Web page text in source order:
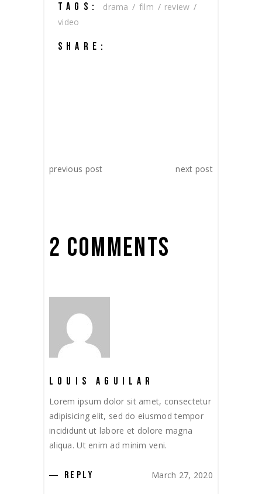
TAGS: drama film
review
video
SHARE:
previous post next post
2 COMMENTS
LOUIS AGUILAR
Lorem ipsum dolor sit amet, consectetur
adipisicing elit, sed do eiusmod tempor
incididunt ut labore et dolore magna
aliqua. Ut enim ad minim veni.
REPLY March 27, 2020